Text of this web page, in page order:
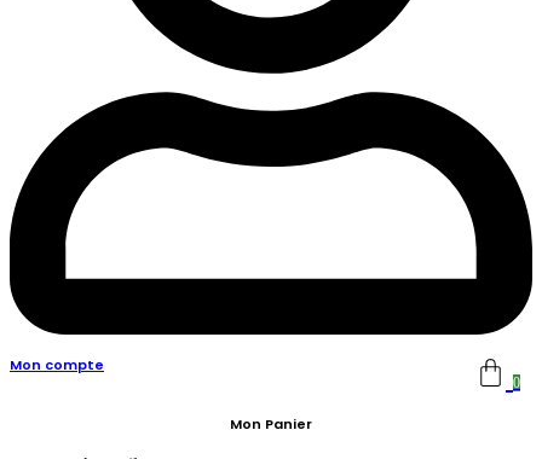
Mon compte
0
Mon Panier